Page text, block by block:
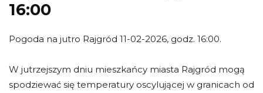
16:00
Pogoda na jutro Rajgród 11-02-2026, godz. 16:00.
W jutrzejszym dniu mieszkańcy miasta Rajgród mogą
spodziewać się temperatury oscylującej w granicach od